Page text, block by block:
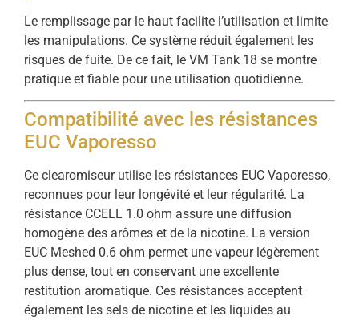
Le remplissage par le haut facilite l’utilisation et limite
les manipulations. Ce système réduit également les
risques de fuite. De ce fait, le VM Tank 18 se montre
pratique et fiable pour une utilisation quotidienne.
Compatibilité avec les résistances
EUC Vaporesso
Ce clearomiseur utilise les résistances EUC Vaporesso,
reconnues pour leur longévité et leur régularité. La
résistance CCELL 1.0 ohm assure une diffusion
homogène des arômes et de la nicotine. La version
EUC Meshed 0.6 ohm permet une vapeur légèrement
plus dense, tout en conservant une excellente
restitution aromatique. Ces résistances acceptent
également les sels de nicotine et les liquides au